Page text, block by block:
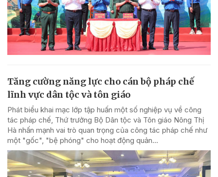
Tăng cường năng lực cho cán bộ pháp chế
lĩnh vực dân tộc và tôn giáo
Phát biểu khai mạc lớp tập huấn một số nghiệp vụ về công
tác pháp chế, Thứ trưởng Bộ Dân tộc và Tôn giáo Nông Thị
Hà nhấn mạnh vai trò quan trọng của công tác pháp chế như
một "gốc", "bệ phóng" cho hoạt động quản...